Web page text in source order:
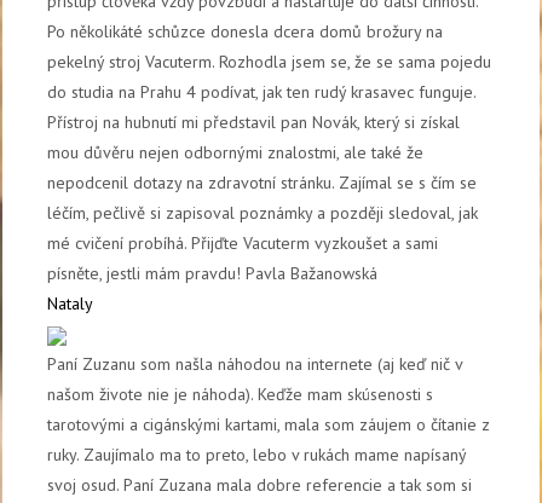
Po několikáté schůzce donesla dcera domů brožury na
pekelný stroj Vacuterm. Rozhodla jsem se, že se sama pojedu
do studia na Prahu 4 podívat, jak ten rudý krasavec funguje.
Přístroj na hubnutí mi představil pan Novák, který si získal
mou důvěru nejen odbornými znalostmi, ale také že
nepodcenil dotazy na zdravotní stránku. Zajímal se s čím se
léčím, pečlivě si zapisoval poznámky a později sledoval, jak
mé cvičení probíhá. Přijďte Vacuterm vyzkoušet a sami
písněte, jestli mám pravdu! Pavla Bažanowská
Nataly
Paní Zuzanu som našla náhodou na internete (aj keď nič v
našom živote nie je náhoda). Keďže mam skúsenosti s
tarotovými a cigánskými kartami, mala som záujem o čítanie z
ruky. Zaujímalo ma to preto, lebo v rukách mame napísaný
svoj osud. Paní Zuzana mala dobre referencie a tak som si